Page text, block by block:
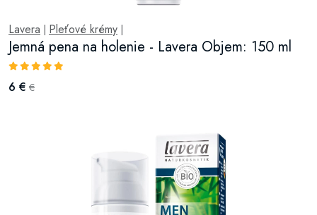
Lavera Pleťové krémy
Jemná pena na holenie - Lavera Objem: 150 ml
6 € €